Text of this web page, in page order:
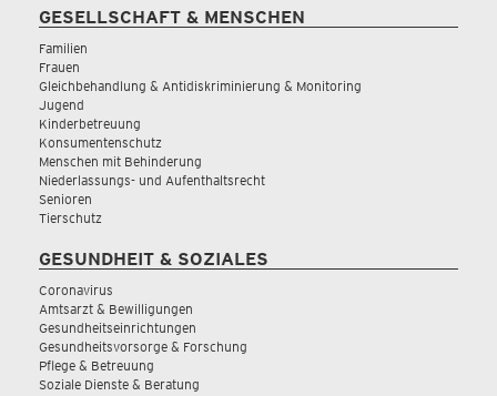
GESELLSCHAFT & MENSCHEN
Familien
Frauen
Gleichbehandlung & Antidiskriminierung & Monitoring
Jugend
Kinderbetreuung
Konsumentenschutz
Menschen mit Behinderung
Niederlassungs- und Aufenthaltsrecht
Senioren
Tierschutz
GESUNDHEIT & SOZIALES
Coronavirus
Amtsarzt & Bewilligungen
Gesundheitseinrichtungen
Gesundheitsvorsorge & Forschung
Pflege & Betreuung
Soziale Dienste & Beratung